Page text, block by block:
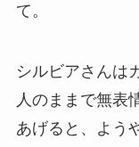
て。
シルビアさんは
人のままで無表
あげると、よう